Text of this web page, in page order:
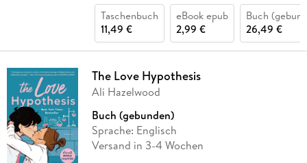
Taschenbuch
11,49 €
eBook epub
2,99 €
Buch
26,49 €
The Love Hypothesis
Ali Hazelwood
Buch (gebunden)
Sprache: Englisch
Versand in 3-4 Wochen